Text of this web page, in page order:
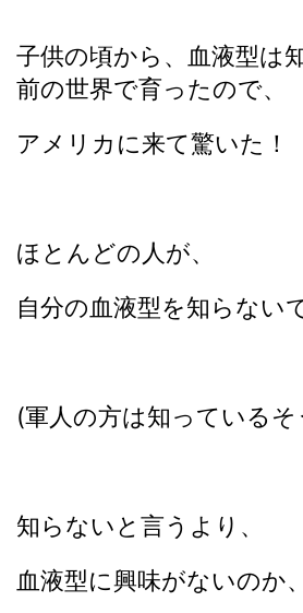
子供の頃から、血液型は
前の世界で育ったので、
アメリカに来て驚いた！
ほとんどの人が、
自分の血液型を知らない
(軍人の方は知っている
知らないと言うより、
血液型に興味がないのか、